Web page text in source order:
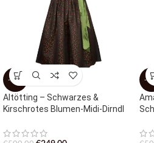
-50%
Altötting – Schwarzes &
Kirschrotes Blumen-Midi-Dirndl
-